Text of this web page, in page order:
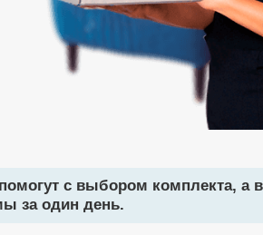
с выбором комплекта, а
за один день.